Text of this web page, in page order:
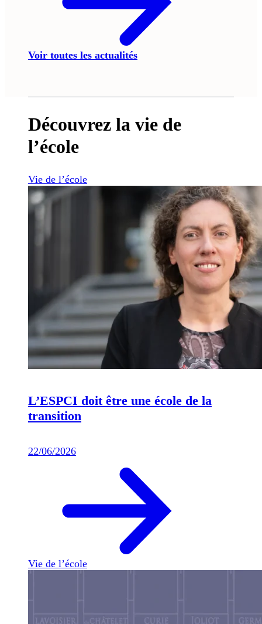
Voir toutes les actualités
Découvrez la vie de
l’école
Vie de l’école
L’ESPCI doit être une école de la
transition
22/06/2026
Vie de l’école